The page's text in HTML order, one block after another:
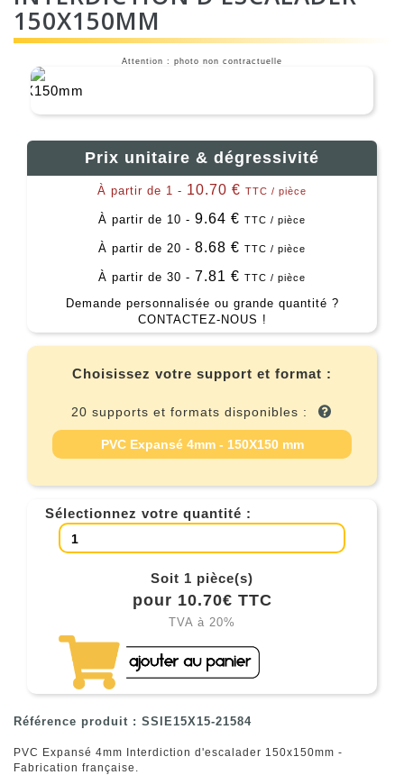
150X150MM
Attention : photo non contractuelle
Prix unitaire & dégressivité
À partir de 1 - 10.70 € TTC / pièce
À partir de 10 - 9.64 € TTC / pièce
À partir de 20 - 8.68 € TTC / pièce
À partir de 30 - 7.81 € TTC / pièce
Demande personnalisée ou grande quantité ?
CONTACTEZ-NOUS !
Choisissez votre support et format :
20 supports et formats disponibles :
PVC Expansé 4mm - 150X150 mm
Sélectionnez votre quantité :
Soit 1 pièce(s)
pour 10.70€ TTC
TVA à 20%
Référence produit : SSIE15X15-21584
PVC Expansé 4mm Interdiction d'escalader 150x150mm -
Fabrication française.